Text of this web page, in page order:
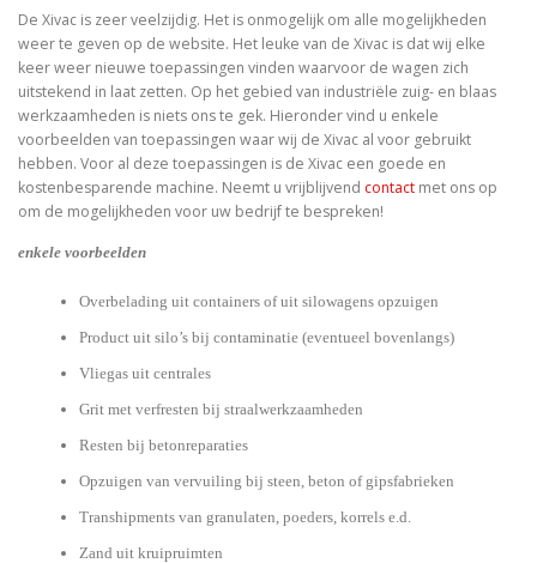
De Xivac is zeer veelzijdig. Het is onmogelijk om alle mogelijkheden
weer te geven op de website. Het leuke van de Xivac is dat wij elke
keer weer nieuwe toepassingen vinden waarvoor de wagen zich
uitstekend in laat zetten. Op het gebied van industriële zuig- en blaas
werkzaamheden is niets ons te gek. Hieronder vind u enkele
voorbeelden van toepassingen waar wij de Xivac al voor gebruikt
hebben. Voor al deze toepassingen is de Xivac een goede en
kostenbesparende machine. Neemt u vrijblijvend contact met ons op
om de mogelijkheden voor uw bedrijf te bespreken!
enkele voorbeelden
Overbelading uit containers of uit silowagens opzuigen
Product uit silo’s bij contaminatie (eventueel bovenlangs)
Vliegas uit centrales
Grit met verfresten bij straalwerkzaamheden
Resten bij betonreparaties
Opzuigen van vervuiling bij steen, beton of gipsfabrieken
Transhipments van granulaten, poeders, korrels e.d.
Zand uit kruipruimten